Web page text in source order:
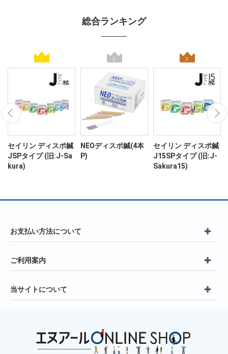
総合ランキング
セイリン ディスポ鍼
JSPタイプ (旧:J-Sa
kura)
NEOディスポ鍼(4本
P)
セイリン ディスポ鍼
J15SPタイプ (旧:J-
Sakura15)
お支払い方法について
ご利用案内
当サイトについて